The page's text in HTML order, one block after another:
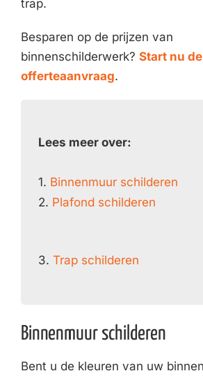
trap.
Besparen op de prijzen van
binnenschilderwerk? Start nu
offerteaanvraag.
Lees meer over:
1. Binnenmuur schilderen
2. Plafond schilderen
3. Trap schilderen
Binnenmuur schilderen
Bent u de kleuren van uw